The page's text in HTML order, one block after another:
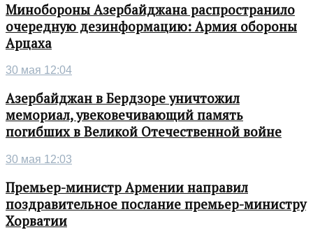
Минобороны Азербайджана распространило
очередную дезинформацию: Армия обороны
Арцаха
30 мая 12:04
Азербайджан в Бердзоре уничтожил
мемориал, увековечивающий память
погибших в Великой Отечественной войне
30 мая 12:03
Премьер-министр Армении направил
поздравительное послание премьер-министру
Хорватии